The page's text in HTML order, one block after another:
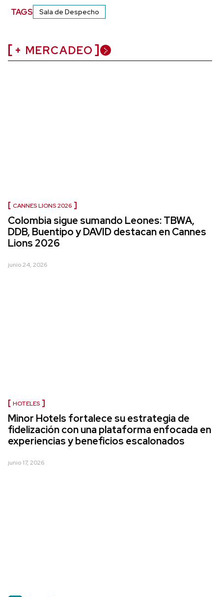
TAGS Sala de Despecho
+ MERCADEO
CANNES LIONS 2026
Colombia sigue sumando Leones: TBWA,
DDB, Buentipo y DAVID destacan en Cannes
Lions 2026
junio 24, 2026
HOTELES
Minor Hotels fortalece su estrategia de
fidelización con una plataforma enfocada en
experiencias y beneficios escalonados
junio 17, 2026